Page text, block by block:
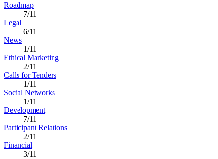
Roadmap
7/11
Legal
6/11
News
1/11
Ethical Marketing
2/11
Calls for Tenders
1/11
Social Networks
1/11
Development
7/11
Participant Relations
2/11
Financial
3/11